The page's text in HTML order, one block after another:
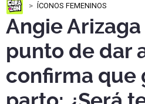
ÍCONOS FEMENINOS
Angie Arizaga
punto de dar
confirma que